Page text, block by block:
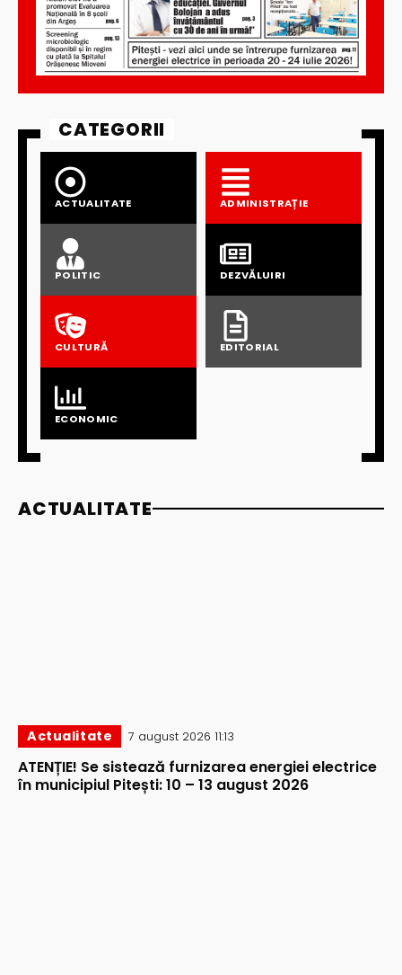
CATEGORII
ACTUALITATE ADMINISTRAȚIE
POLITIC DEZVĂLUIRI
CULTURĂ EDITORIAL
ECONOMIC
ACTUALITATE
Actualitate 7 august 2026 11:13
ATENȚIE! Se sistează furnizarea energiei electrice
în municipiul Pitești: 10 – 13 august 2026